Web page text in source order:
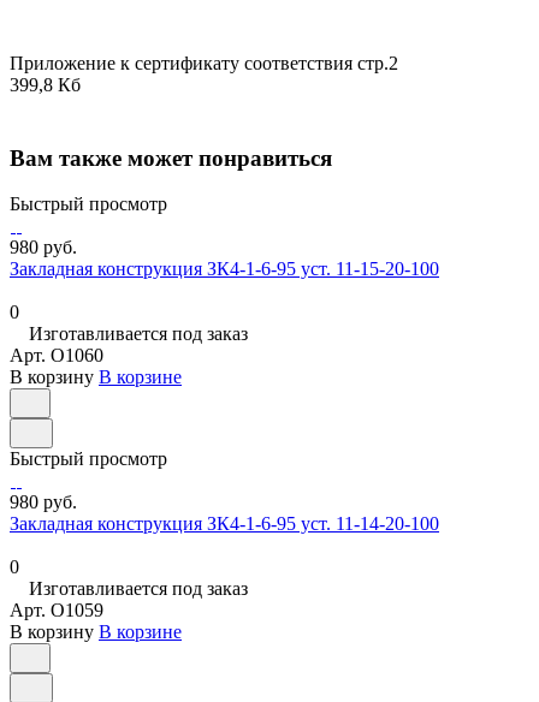
Приложение к сертификату соответствия стр.2
399,8 Кб
Вам также может понравиться
Быстрый просмотр
980 руб.
Закладная конструкция ЗК4-1-6-95 уст. 11-15-20-100
0
Изготавливается под заказ
Арт. O1060
В корзину В корзине
Быстрый просмотр
980 руб.
Закладная конструкция ЗК4-1-6-95 уст. 11-14-20-100
0
Изготавливается под заказ
Арт. O1059
В корзину В корзине